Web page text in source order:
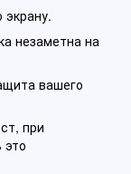
незаметна на
вашего
при
это